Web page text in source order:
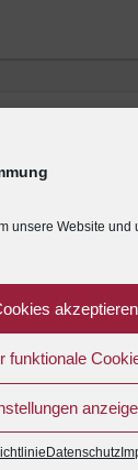
unsere Website und
akzeptieren
funktionale
Datenschutz
Presse
Anreise